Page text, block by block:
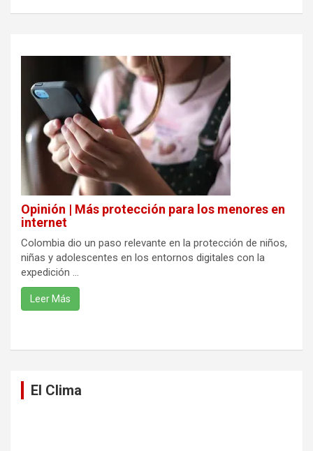
Opinión | Más protección para los menores en
internet
Colombia dio un paso relevante en la protección de niños,
niñas y adolescentes en los entornos digitales con la
expedición ...
Leer Más
El Clima